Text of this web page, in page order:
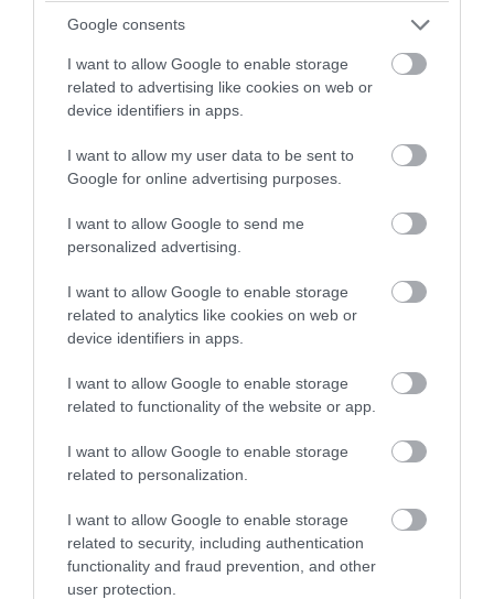
Google consents
I want to allow Google to enable storage
related to advertising like cookies on web or
device identifiers in apps.
I want to allow my user data to be sent to
Google for online advertising purposes.
I want to allow Google to send me
personalized advertising.
I want to allow Google to enable storage
related to analytics like cookies on web or
device identifiers in apps.
I want to allow Google to enable storage
related to functionality of the website or app.
I want to allow Google to enable storage
related to personalization.
I want to allow Google to enable storage
related to security, including authentication
functionality and fraud prevention, and other
user protection.
Ανατολή
➤ Νέο γεωπολιτικό ρήγμα στην Ανατολική Μεσόγειο: Η
Τουρκία πιέζει τον Λίβανο για τη συμφωνία με την
Κύπρο
➤ Ο Τραμπ προαναγγέλλει βομβαρδισμό του Pickaxe
Mountain – Η Μέση Ανατολή ένα βήμα πριν από τη
μεγάλη έκρηξη
➤ Λίβανος – Ισραήλ: Το σχέδιο Τραμπ για τη
μεταπολεμική Μέση Ανατολή περνά από τη Βηρυτό
➤ Ο Τραμπ πιέζει τον Νετανιάχου για αποχώρηση από
Συρία και Λίβανο: Στροφή στρατηγικής ή τακτικός
ελιγμός;
στο Λίβανο, κάνει λόγο ο αρχηγός του ισραηλινού
στρατού